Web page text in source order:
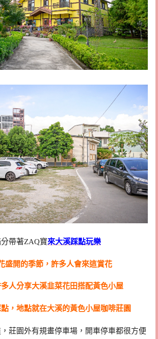
帶著ZAQ寶來大溪踩點玩樂
盛開的季節，許多人會來這賞花
人分享大溪韭菜花田搭配黃色小屋
，地點就在大溪的黃色小屋咖啡莊園
莊園外有規畫停車場，開車停車都很方便